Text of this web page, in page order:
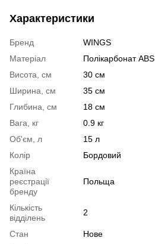
Характеристики
Бренд
WINGS
Матеріал
Полікарбонат ABS
Висота, см
30 см
Ширина, см
35 см
Глибина, см
18 см
Вага, кг
0.9 кг
Об'єм, л
15 л
Колір
Бордовий
Країна
реєстрації
бренду
Польща
Кількість
відділень
2
Стан
Нове